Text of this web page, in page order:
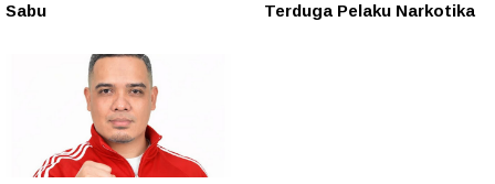
Sabu
Terduga Pelaku Narkotika